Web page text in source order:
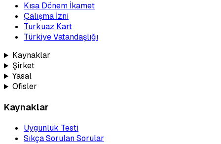
Kısa Dönem İkamet
Çalışma İzni
Turkuaz Kart
Türkiye Vatandaşlığı
Kaynaklar
Şirket
Yasal
Ofisler
Kaynaklar
Uygunluk Testi
Sıkça Sorulan Sorular